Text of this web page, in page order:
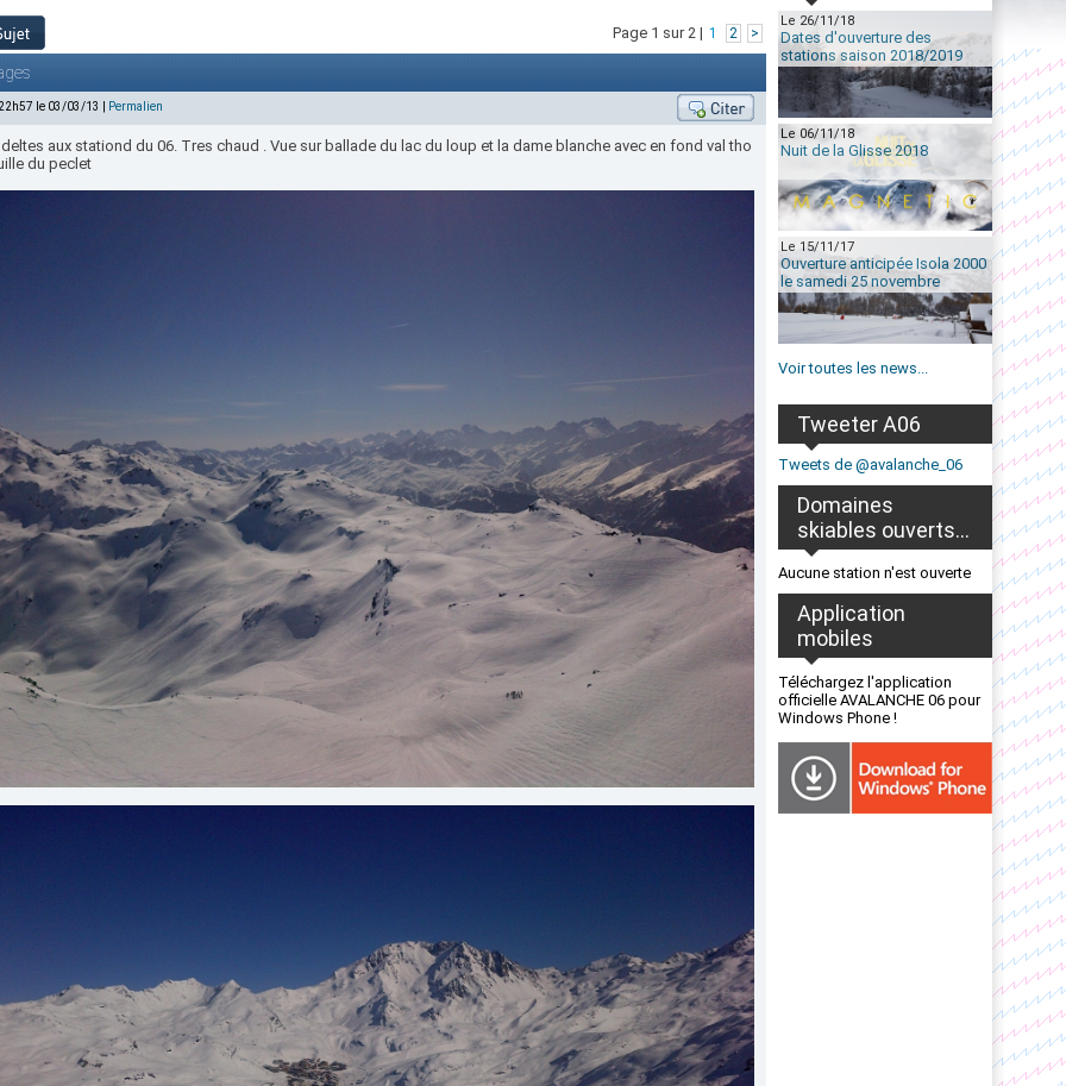
Page 1 sur 2 | 1 2 >
le 03/03/13 | Permalien
aux stationd du 06. Tres chaud . Vue sur ballade du lac du loup et la dame blanche avec en fond val tho
du peclet
Le 26/11/18
Dates d'ouverture des
stations saison 2018/2019
Le 06/11/18
Nuit de la Glisse 2018
Le 15/11/17
Ouverture anticipée Isola 2000
le samedi 25 novembre
Voir toutes les news...
Tweeter A06
Tweets de @avalanche_06
Domaines
skiables ouverts...
Aucune station n'est ouverte
Application
mobiles
Téléchargez l'application
officielle AVALANCHE 06 pour
Windows Phone !